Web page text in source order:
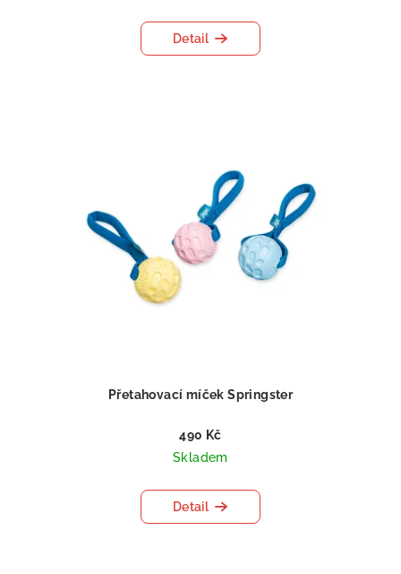
Detail
Přetahovací míček Springster
490 Kč
Skladem
Detail